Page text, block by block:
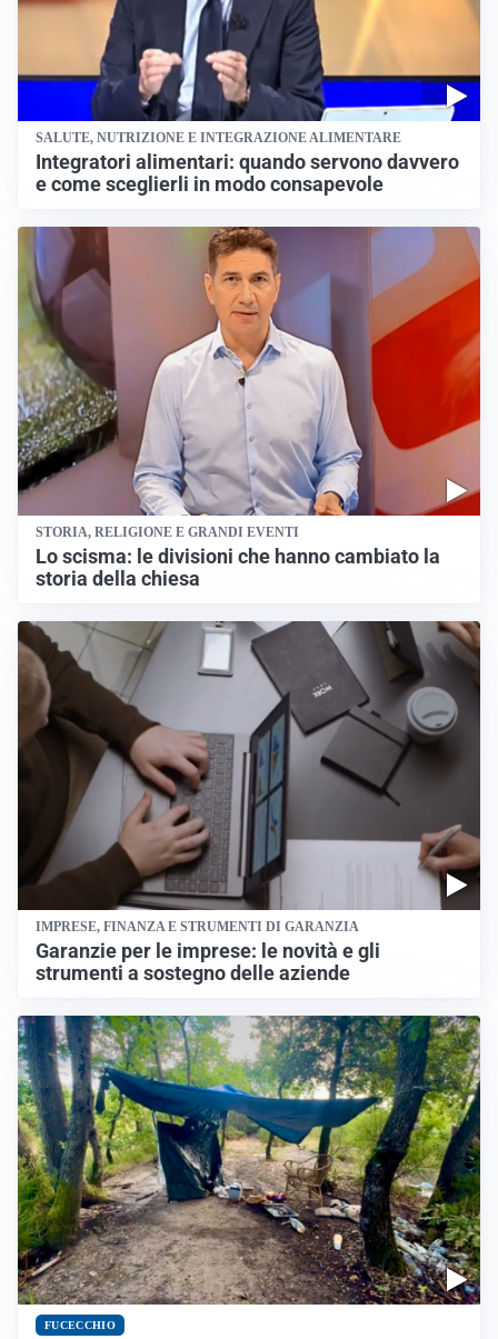
SALUTE, NUTRIZIONE E INTEGRAZIONE ALIMENTARE
Integratori alimentari: quando servono davvero
e come sceglierli in modo consapevole
STORIA, RELIGIONE E GRANDI EVENTI
Lo scisma: le divisioni che hanno cambiato la
storia della chiesa
IMPRESE, FINANZA E STRUMENTI DI GARANZIA
Garanzie per le imprese: le novità e gli
strumenti a sostegno delle aziende
FUCECCHIO